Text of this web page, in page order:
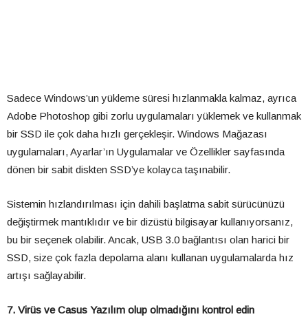
Sadece Windows’un yükleme süresi hızlanmakla kalmaz, ayrıca
Adobe Photoshop gibi zorlu uygulamaları yüklemek ve kullanmak
bir SSD ile çok daha hızlı gerçekleşir. Windows Mağazası
uygulamaları, Ayarlar’ın Uygulamalar ve Özellikler sayfasında
dönen bir sabit diskten SSD’ye kolayca taşınabilir.
Sistemin hızlandırılması için dahili başlatma sabit sürücünüzü
değiştirmek mantıklıdır ve bir dizüstü bilgisayar kullanıyorsanız,
bu bir seçenek olabilir. Ancak, USB 3.0 bağlantısı olan harici bir
SSD, size çok fazla depolama alanı kullanan uygulamalarda hız
artışı sağlayabilir.
7. Virüs ve Casus Yazılım olup olmadığını kontrol edin